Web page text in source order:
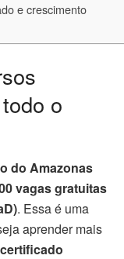
e crescimento
o
do Amazonas
vagas gratuitas
. Essa é uma
aprender mais
certificado